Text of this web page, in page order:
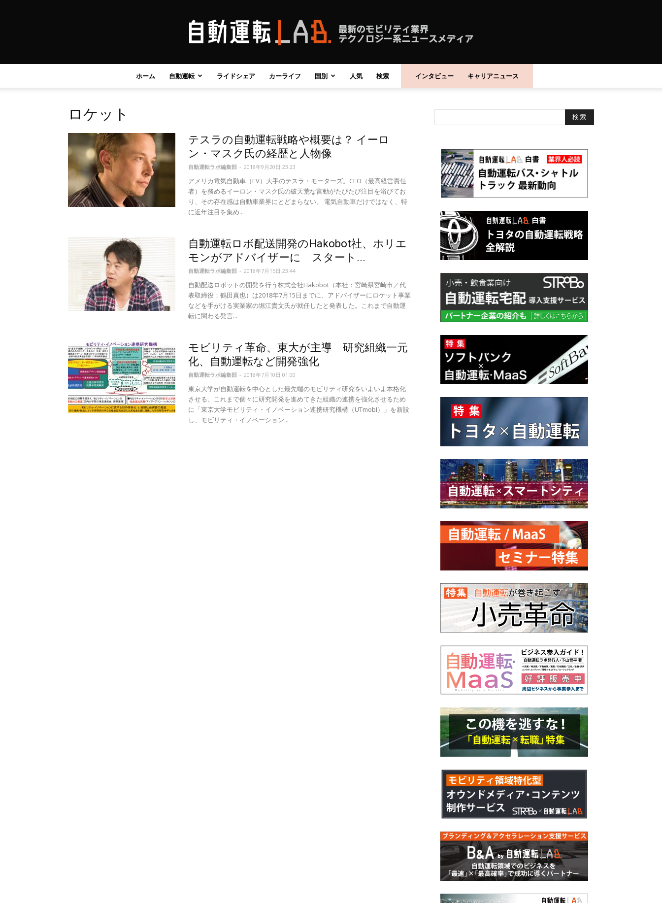
自
動
運
ボ
ホーム 自動運転 ライドシェア カーライフ 国別 人気 検索 インタビュー キャリアニュース
ロケット
テスラの自動運転戦略や概要は？ イーロ
ン・マスク氏の経歴と人物像
自動運転ラボ編集部 - 2018年9月20日 23:23
アメリカ電気自動車（EV）大手のテスラ・モーターズ。CEO（最高経営責任
者）を務めるイーロン・マスク氏の破天荒な言動がたびたび注目を浴びてお
り、その存在感は自動車業界にとどまらない。 電気自動車だけではなく、特
に近年注目を集め...
自動運転ロボ配送開発のHakobot社、ホリエ
モンがアドバイザーに スタート...
自動運転ラボ編集部 - 2018年7月15日 23:44
自動配送ロボットの開発を行う株式会社Hakobot（本社：宮崎県宮崎市／代
表取締役：鶴田真也）は2018年7月15日までに、アドバイザーにロケット事業
などを手がける実業家の堀江貴文氏が就任したと発表した。これまで自動運
転に関わる発言...
モビリティ革命、東大が主導 研究組織一元
化、自動運転など開発強化
自動運転ラボ編集部 - 2018年7月10日 01:00
東京大学が自動運転を中心とした最先端のモビリティ研究をいよいよ本格化
させる。これまで個々に研究開発を進めてきた組織の連携を強化させるため
に「東京大学モビリティ・イノベーション連携研究機構（UTmobI）」を新設
し、モビリティ・イノベーション...